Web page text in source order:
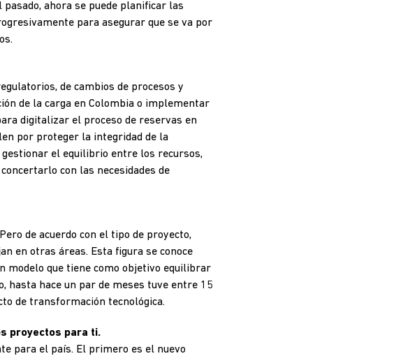
ahora se puede planificar las
para asegurar que se va por
de cambios de procesos y
de la carga en Colombia o implementar
digitalizar el proceso de reservas en
por proteger la integridad de la
el equilibrio entre los recursos,
con las necesidades de
de acuerdo con el tipo de proyecto,
en otras áreas. Esta figura se conoce
modelo que tiene como objetivo equilibrar
hasta hace un par de meses tuve entre 15
de transformación tecnológica.
proyectos para ti.
para el país. El primero es el nuevo